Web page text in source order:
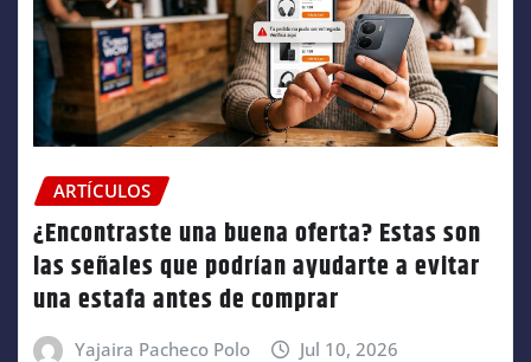
ARTÍCULOS
¿Encontraste una buena oferta? Estas son
las señales que podrían ayudarte a evitar
una estafa antes de comprar
Yajaira Pacheco Polo Jul 10, 2026